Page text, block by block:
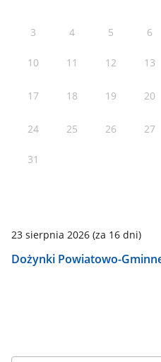
3 4 5 6
10 11 12 13
17 18 19 20
24 25 26 27
31
23 sierpnia 2026(za 16 dni)
Dożynki Powiatowo-